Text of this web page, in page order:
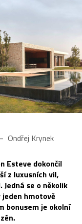
Ondřej Krynek
Esteve dokončil
z luxusních vil,
se o několik
jeden hmotově
bonusem je okolní